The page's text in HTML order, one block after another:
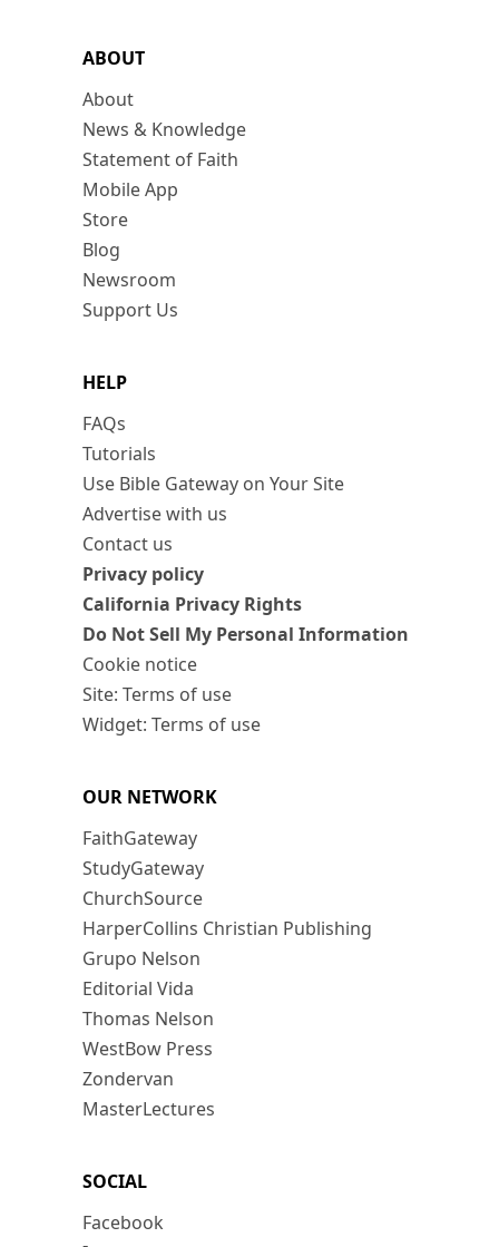
ABOUT
About
News & Knowledge
Statement of Faith
Mobile App
Store
Blog
Newsroom
Support Us
HELP
FAQs
Tutorials
Use Bible Gateway on Your Site
Advertise with us
Contact us
Privacy policy
California Privacy Rights
Do Not Sell My Personal Information
Cookie notice
Site: Terms of use
Widget: Terms of use
OUR NETWORK
FaithGateway
StudyGateway
ChurchSource
HarperCollins Christian Publishing
Grupo Nelson
Editorial Vida
Thomas Nelson
WestBow Press
Zondervan
MasterLectures
SOCIAL
Facebook